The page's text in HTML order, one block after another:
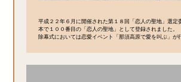
平成２２年６月に開催された第１８回「恋人の聖地」選定
本で１００番目の「恋人の聖地」として登録されました。
除幕式においては恋愛イベント「那須高原で愛を叫ぶ」が